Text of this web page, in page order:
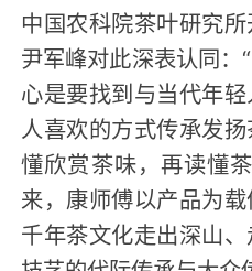
中国农科院茶叶研究
尹军峰对此深表认同：
心是要找到与当代年
人喜欢的方式传承发
懂欣赏茶味，再读懂
来，康师傅以产品为
千年茶文化走出深山